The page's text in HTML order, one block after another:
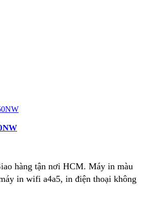
hàng tận nơi HCM. Máy in màu
in wifi a4a5, in điện thoại không